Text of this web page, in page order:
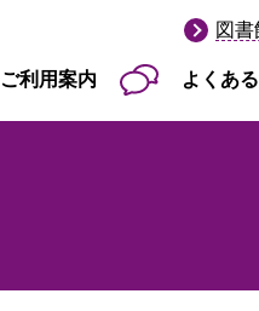
図
ご利用案内 よくあ